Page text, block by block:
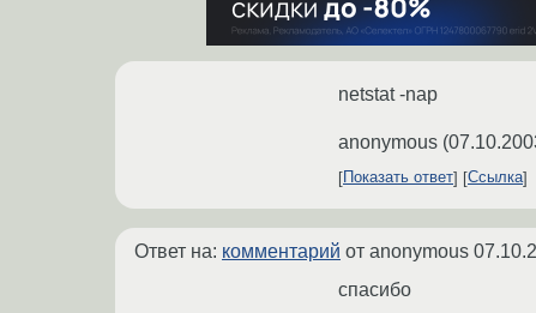
netstat -nap
anonymous (
Показать ответ Ссылка
Ответ на: комментарий от anonymous
спасибо